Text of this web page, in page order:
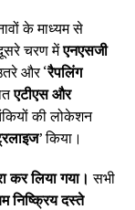
के माध्यम से
चरण मेंएनएसजी
और ‘रैपलिंग
एटीएस और
की लोकेशन
’ किया।
कर लिया गया। सभी
निष्क्रिय दस्ते